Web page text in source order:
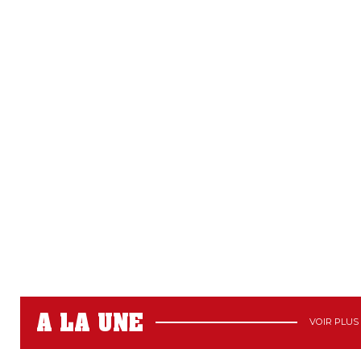
A LA UNE VOIR PLUS